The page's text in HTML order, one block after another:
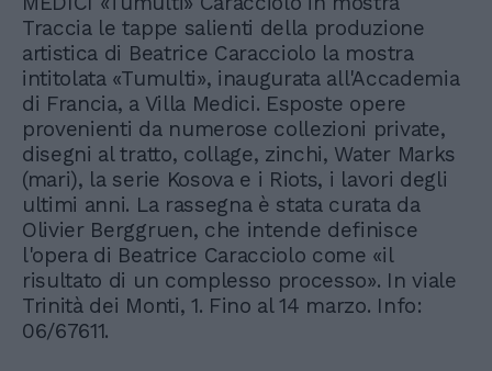
Traccia le tappe salienti della produzione
artistica di Beatrice Caracciolo la mostra
intitolata «Tumulti», inaugurata all'Accademia
di Francia, a Villa Medici. Esposte opere
provenienti da numerose collezioni private,
disegni al tratto, collage, zinchi, Water Marks
(mari), la serie Kosova e i Riots, i lavori degli
ultimi anni. La rassegna è stata curata da
Olivier Berggruen, che intende definisce
l'opera di Beatrice Caracciolo come «il
risultato di un complesso processo». In viale
Trinità dei Monti, 1. Fino al 14 marzo. Info:
06/67611.